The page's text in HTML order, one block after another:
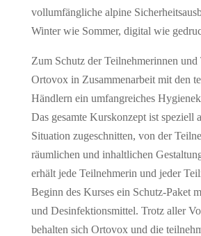
vollumfängliche alpine
Winter wie Sommer, digital wie
Zum Schutz der Teilnehmerinnen und
Ortovox in Zusammenarbeit mit den
Händlern ein umfangreiches
Das gesamte Kurskonzept ist speziell
Situation zugeschnitten, von der
räumlichen und inhaltlichen
erhält jede Teilnehmerin und jeder
Beginn des Kurses ein Schutz-Paket
und Desinfektionsmittel. Trotz aller
behalten sich Ortovox und die